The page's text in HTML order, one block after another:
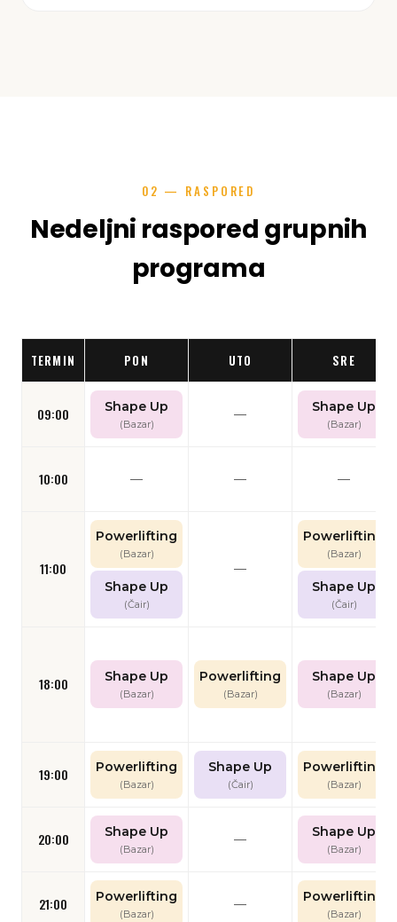
02 — RASPORED
Nedeljni raspored grupnih
programa
TERMIN PON UTO SRE
09:00 Shape Up
(Bazar)
— Shape Up
(Bazar)
10:00 — — —
11:00
Powerlifting
(Bazar)
Shape Up
(Čair)
—
Powerlifting
(Bazar)
Shape Up
(Čair)
18:00 Shape Up
(Bazar)
Powerlifting
(Bazar)
Shape Up
(Bazar)
19:00 Powerlifting
(Bazar)
Shape Up
(Čair)
Powerlifting
(Bazar)
20:00 Shape Up
(Bazar)
— Shape Up
(Bazar)
21:00 Powerlifting
(Bazar)
— Powerlifting
(Bazar)